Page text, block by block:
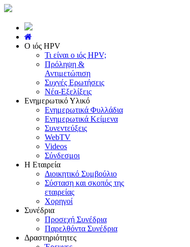
Ο ιός HPV
Τι είναι ο ιός HPV;
Πρόληψη &
Αντιμετώπιση
Συχνές Ερωτήσεις
Νέα-Εξελίξεις
Ενημερωτικό Υλικό
Ενημερωτικά Φυλλάδια
Ενημερωτικά Κείμενα
Συνεντεύξεις
WebTV
Videos
Σύνδεσμοι
Η Εταιρεία
Διοικητικό Συμβούλιο
Σύσταση και σκοπός της
εταιρείας
Χορηγοί
Συνέδρια
Προσεχή Συνέδρια
Παρελθόντα Συνέδρια
Δραστηριότητες